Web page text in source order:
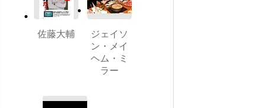
佐藤大輔
ジェイソ
ン・メイ
ヘム・ミ
ラー